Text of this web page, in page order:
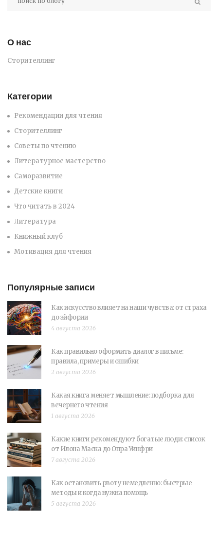
О нас
Сторителлинг
Категории
Рекомендации для чтения
Сторителлинг
Советы по чтению
Литературное мастерство
Саморазвитие
Детские книги
Что читать в 2024
Литература
Книжный клуб
Мотивация для чтения
Популярные записи
Как искусство влияет на наши чувства: от страха
до эйфории
4 августа 2026
Как правильно оформить диалог в письме:
правила, примеры и ошибки
2 августа 2026
Какая книга меняет мышление: подборка для
вечернего чтения
1 августа 2026
Какие книги рекомендуют богатые люди: список
от Илона Маска до Опра Уинфри
7 августа 2026
Как остановить рвоту немедленно: быстрые
методы и когда нужна помощь
5 августа 2026